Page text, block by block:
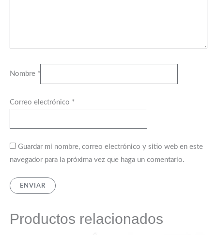
Nombre *
Correo electrónico *
Guardar mi nombre, correo electrónico y sitio web en este
navegador para la próxima vez que haga un comentario.
Productos relacionados